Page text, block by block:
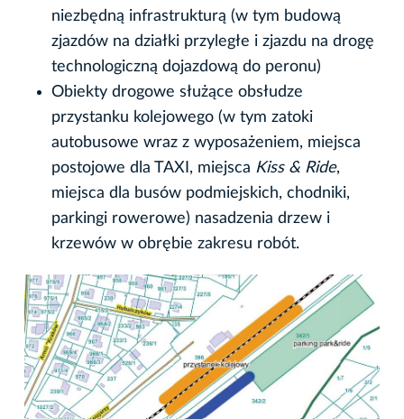
niezbędną infrastrukturą (w tym budową
zjazdów na działki przyległe i zjazdu na drogę
technologiczną dojazdową do peronu)
Obiekty drogowe służące obsłudze
przystanku kolejowego (w tym zatoki
autobusowe wraz z wyposażeniem, miejsca
postojowe dla TAXI, miejsca Kiss & Ride,
miejsca dla busów podmiejskich, chodniki,
parkingi rowerowe) nasadzenia drzew i
krzewów w obrębie zakresu robót.